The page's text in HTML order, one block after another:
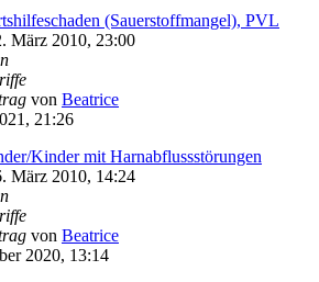
(Sauerstoffmangel), PVL
März 2010, 23:00
von Beatrice
21:26
Kinder mit Harnabflussstörungen
März 2010, 14:24
von Beatrice
2020, 13:14